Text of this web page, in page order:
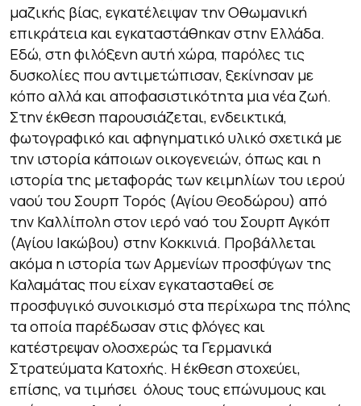
μαζικής βίας, εγκατέλειψαν την Οθωμανική
επικράτεια και εγκαταστάθηκαν στην Ελλάδα.
Εδώ, στη φιλόξενη αυτή χώρα, παρόλες τις
δυσκολίες που αντιμετώπισαν, ξεκίνησαν με
κόπο αλλά και αποφασιστικότητα μια νέα ζωή.
Στην έκθεση παρουσιάζεται, ενδεικτικά,
φωτογραφικό και αφηγηματικό υλικό σχετικά με
την ιστορία κάποιων οικογενειών, όπως και η
ιστορία της μεταφοράς των κειμηλίων του ιερού
ναού του Σουρπ Τορός (Αγίου Θεοδώρου) από
την Καλλίπολη στον ιερό ναό του Σουρπ Αγκόπ
(Αγίου Ιακώβου) στην Κοκκινιά. Προβάλλεται
ακόμα η ιστορία των Αρμενίων προσφύγων της
Καλαμάτας που είχαν εγκατασταθεί σε
προσφυγικό συνοικισμό στα περίχωρα της πόλης
τα οποία παρέδωσαν στις φλόγες και
κατέστρεψαν ολοσχερώς τα Γερμανικά
Στρατεύματα Κατοχής. Η έκθεση στοχεύει,
επίσης, να τιμήσει όλους τους επώνυμους και